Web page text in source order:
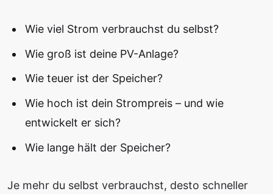
Wie viel Strom verbrauchst du selbst?
Wie groß ist deine PV-Anlage?
Wie teuer ist der Speicher?
Wie hoch ist dein Strompreis – und wie
entwickelt er sich?
Wie lange hält der Speicher?
Je mehr du selbst verbrauchst, desto schneller